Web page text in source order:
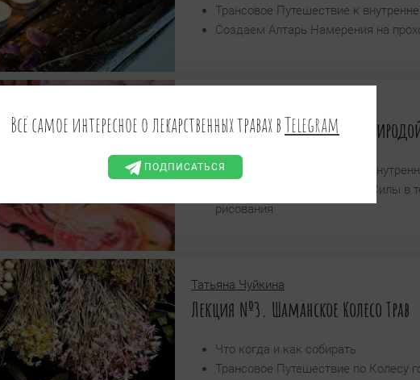
Трансовое Путешествие к
Создаем Алтарь Намерения на
Лекция №2. Связь с Живой
Трансовое Путешествие во
Создаем отражение Места Силы в
рисования
Татьяна Чуйкина
Лекция №3. Шаманское Колесо Трав
Что когда и как собирать
Трансовое Путешествие по Колесу
Всё самое интересное о лекарственных травах вTelegram
ПОДПИСАТЬСЯ